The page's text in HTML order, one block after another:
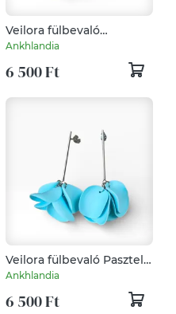
Veilora fülbevaló
Eperkrém
Ankhlandia
6 500 Ft
Veilora fülbevaló Pasztell
Kék
Ankhlandia
6 500 Ft